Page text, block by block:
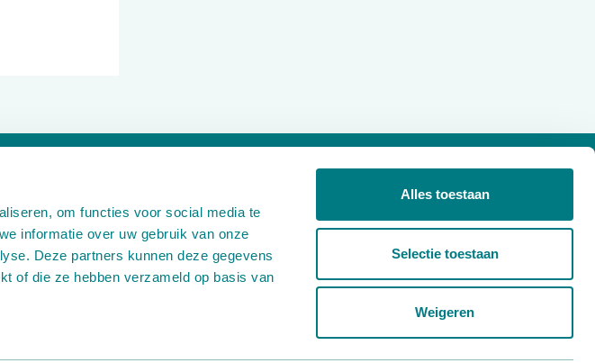
om functies voor social media te
informatie over uw gebruik van onze
Deze partners kunnen deze gegevens
of die ze hebben verzameld op basis van
Alles toestaan
Selectie toestaan
Weigeren
op via:
6
Lier
518 113
Producten